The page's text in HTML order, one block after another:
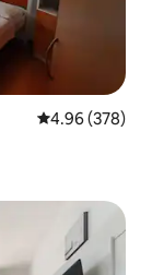
レビュー378
4.96 (378)